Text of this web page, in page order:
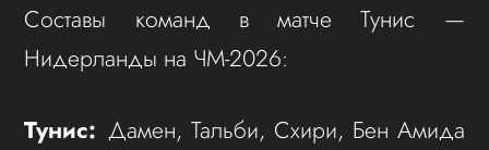
Составы команд в матче Тунис —
Нидерланды на ЧМ-2026:
Тунис: Дамен, Тальби, Схири, Бен Амида